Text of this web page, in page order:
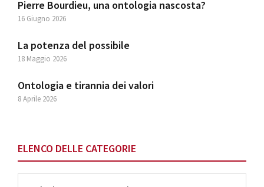
Pierre Bourdieu, una ontologia nascosta?
16 Giugno 2026
La potenza del possibile
18 Maggio 2026
Ontologia e tirannia dei valori
8 Aprile 2026
ELENCO DELLE CATEGORIE